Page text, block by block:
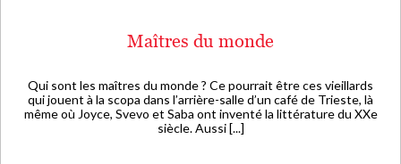
Maîtres du monde
Qui sont les maîtres du monde ? Ce pourrait être ces vieillards
qui jouent à la scopa dans l’arrière-salle d’un café de Trieste, là
même où Joyce, Svevo et Saba ont inventé la littérature du XXe
siècle. Aussi [...]